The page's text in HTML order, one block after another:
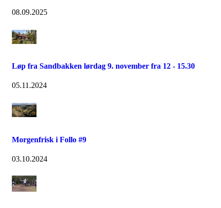
08.09.2025
Løp fra Sandbakken lørdag 9. november fra 12 - 15.30
05.11.2024
Morgenfrisk i Follo #9
03.10.2024